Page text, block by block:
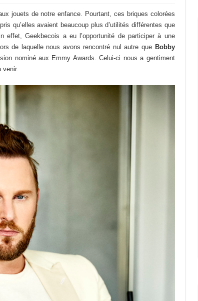
jouets de notre enfance. Pourtant, ces briques colorées
qu’elles avaient beaucoup plus d’utilités différentes que
effet, Geekbecois a eu l’opportunité de participer à une
de laquelle nous avons rencontré nul autre que Bobby
nominé aux Emmy Awards. Celui-ci nous a gentiment
venir.